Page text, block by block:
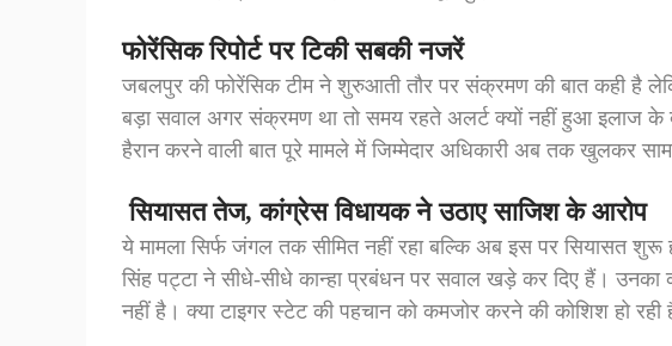
फोरेंसिक रिपोर्ट पर टिकी सबकी नजरें
जबलपुर की फोरेंसिक टीम ने शुरुआती तौर पर संक्रमण की बात कही है
बड़ा सवाल अगर संक्रमण था तो समय रहते अलर्ट क्यों नहीं हुआ इलाज के
हैरान करने वाली बात पूरे मामले में जिम्मेदार अधिकारी अब तक खुलकर
सियासत तेज,कांग्रेस विधायक ने उठाए साजिश के आरोप
ये मामला सिर्फ जंगल तक सीमित नहीं रहा बल्कि अब इस पर सियासत शुरू
सिंह पट्टा ने सीधे-सीधे कान्हा प्रबंधन पर सवाल खड़े कर दिए हैं। उनका
नहीं है। क्या टाइगर स्टेट की पहचान को कमजोर करने की कोशिश हो रही